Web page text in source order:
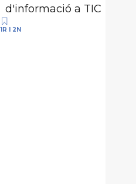
d'informació a TIC
1R I 2N